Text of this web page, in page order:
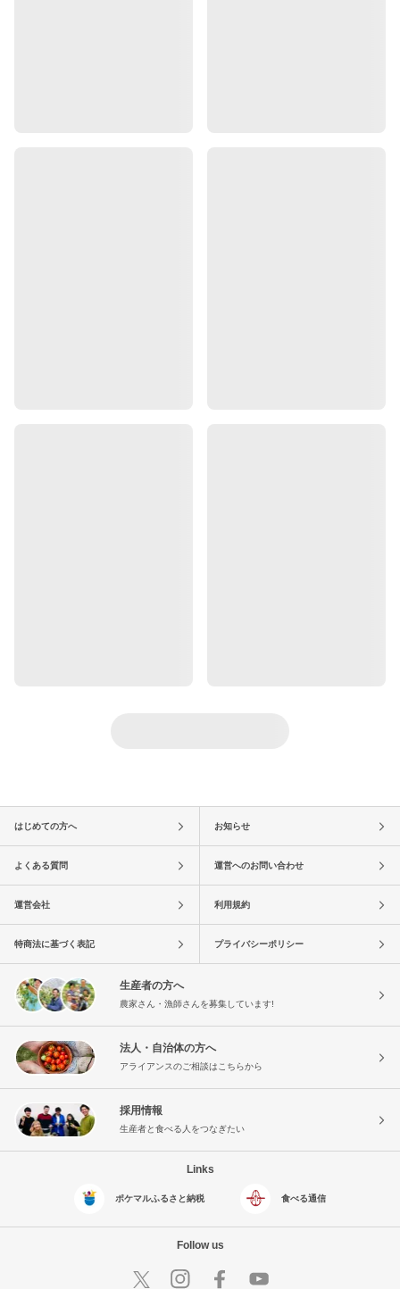
はじめての方へ お知らせ
よくある質問 運営へのお問い合わせ
運営会社 利用規約
特商法に基づく表記 プライバシーポリシー
生産者の方へ
農家さん・漁師さんを募集しています!
法人・自治体の方へ
アライアンスのご相談はこちらから
採用情報
生産者と食べる人をつなぎたい
Links
ポケマルふるさと納税 食べる通信
Follow us